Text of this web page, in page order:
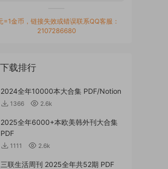
=1金币，链接失效或错误联系QQ客服：
2107286680
下载排行
2024全年10000本大合集 PDF/Notion
1366 2.6k
2025全年6000+本欧美韩外刊大合集
PDF
1111 2.6k
三联生活周刊 2025全年共52期 PDF